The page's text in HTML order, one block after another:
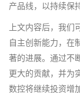
产品线，以持续保
上文内容后，我
自主创新能力，在
著的进展。通过不
更大的贡献，并为
数控将继续投资增